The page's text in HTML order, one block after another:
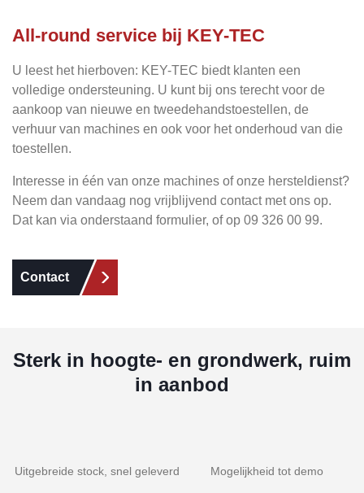
All-round service bij KEY-TEC
U leest het hierboven: KEY-TEC biedt klanten een
volledige ondersteuning. U kunt bij ons terecht voor de
aankoop van nieuwe en tweedehandstoestellen, de
verhuur van machines en ook voor het onderhoud van die
toestellen.
Interesse in één van onze machines of onze hersteldienst?
Neem dan vandaag nog vrijblijvend contact met ons op.
Dat kan via onderstaand formulier, of op 09 326 00 99.
Contact
Sterk in hoogte- en grondwerk, ruim
in aanbod
Uitgebreide stock, snel geleverd Mogelijkheid tot demo